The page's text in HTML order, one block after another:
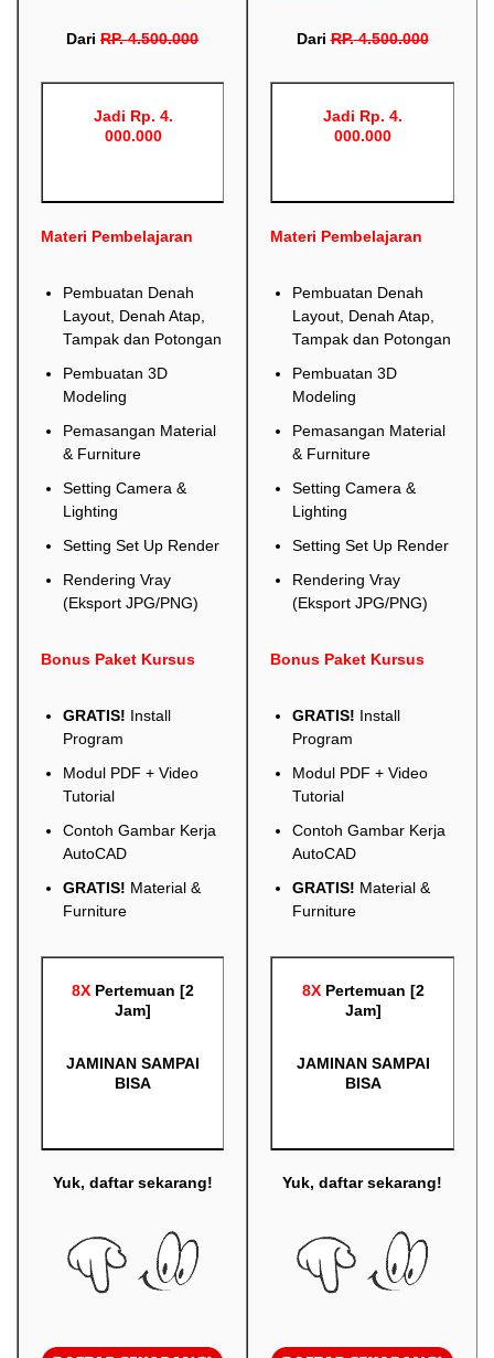
Dari RP.4.500.000
Jadi Rp. 4.
000.000
Materi Pembelajaran
Pembuatan Denah
Layout, Denah Atap,
Tampak dan Potongan
Pembuatan 3D
Modeling
Pemasangan Material
& Furniture
Setting Camera &
Lighting
Setting Set Up Render
Rendering Vray
(Eksport JPG/PNG)
Bonus Paket Kursus
GRATIS! Install
Program
Modul PDF + Video
Tutorial
Contoh Gambar Kerja
AutoCAD
GRATIS! Material &
Furniture
8X Pertemuan [2
Jam]
JAMINAN SAMPAI
BISA
Yuk, daftar sekarang!
DariRP.4.500.000
Jadi Rp. 4.
000.000
Materi Pembelajaran
Pembuatan Denah
Layout, Denah Atap,
Tampak dan Potongan
Pembuatan 3D
Modeling
Pemasangan Material
& Furniture
Setting Camera &
Lighting
Setting Set Up Render
Rendering Vray
(Eksport JPG/PNG)
Bonus Paket Kursus
GRATIS! Install
Program
Modul PDF + Video
Tutorial
Contoh Gambar Kerja
AutoCAD
GRATIS! Material &
Furniture
8X Pertemuan [2
Jam]
JAMINAN SAMPAI
BISA
Yuk, daftar sekarang!